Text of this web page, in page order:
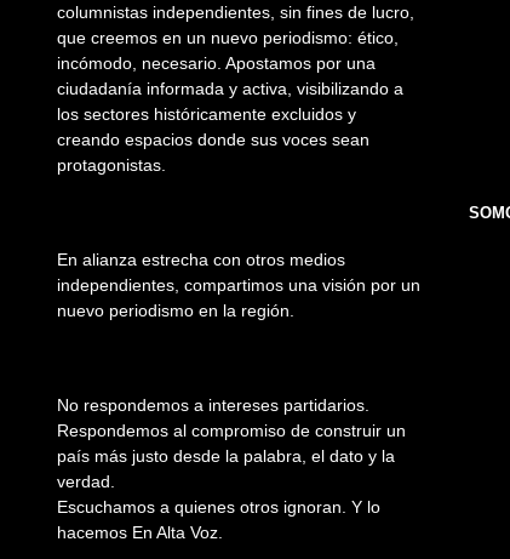
columnistas independientes, sin fines de lucro,
que creemos en un nuevo periodismo: ético,
incómodo, necesario. Apostamos por una
ciudadanía informada y activa, visibilizando a
los sectores históricamente excluidos y
creando espacios donde sus voces sean
protagonistas.
En alianza estrecha con otros medios
independientes, compartimos una visión por un
nuevo periodismo en la región.
No respondemos a intereses partidarios.
Respondemos al compromiso de construir un
país más justo desde la palabra, el dato y la
verdad.
Escuchamos a quienes otros ignoran. Y lo
hacemos En Alta Voz.